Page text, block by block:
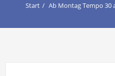
Start Ab Montag Tempo 30